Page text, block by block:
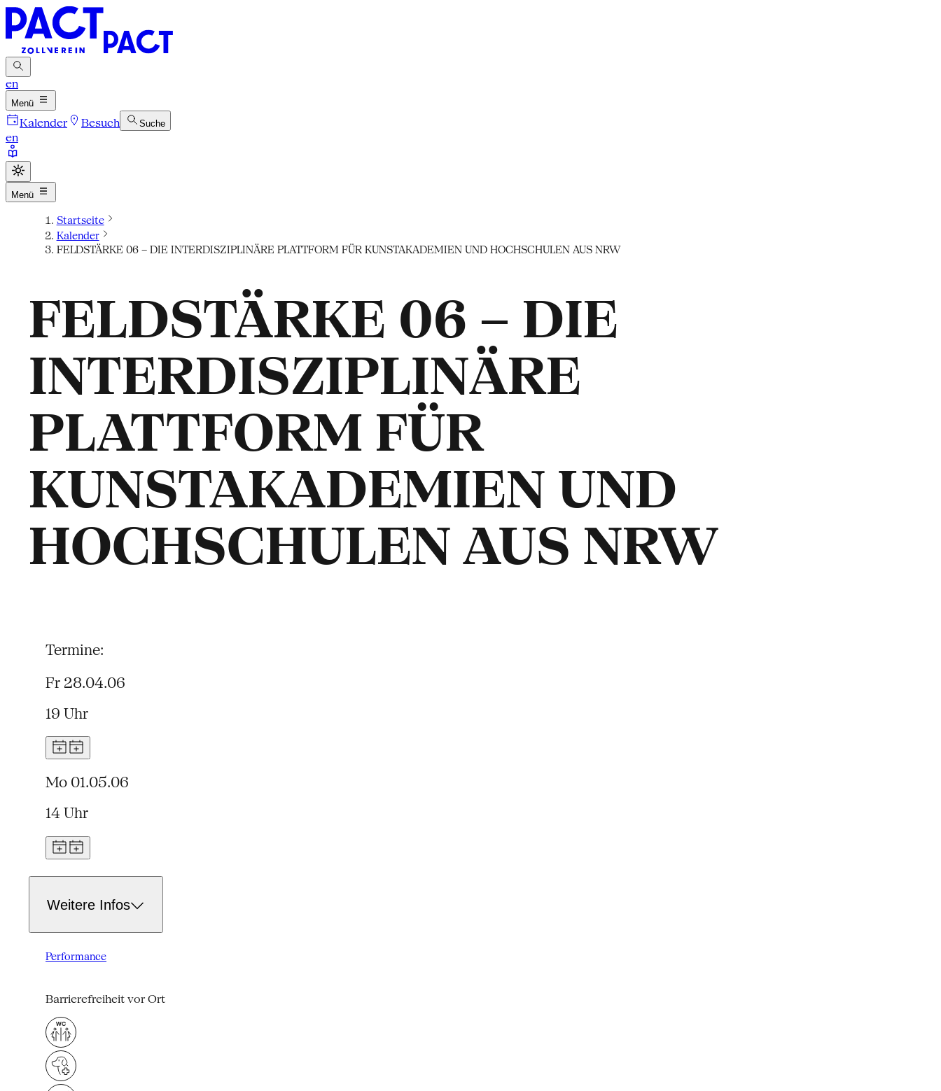
en
Menü
Kalender Besuch Suche
en
Menü
Startseite
Kalender
FELDSTÄRKE 06 – DIE INTERDISZIPLINÄRE PLATTFORM FÜR KUNSTAKADEMIEN UND HOCHSCHULEN AUS NRW
FELDSTÄRKE 06 – DIE
INTERDISZIPLINÄRE
PLATTFORM FÜR
KUNSTAKADEMIEN UND
HOCHSCHULEN AUS NRW
Termine:
Fr 28.04.06
19 Uhr
Mo 01.05.06
14 Uhr
Weitere Infos
Performance
Barrierefreiheit vor Ort